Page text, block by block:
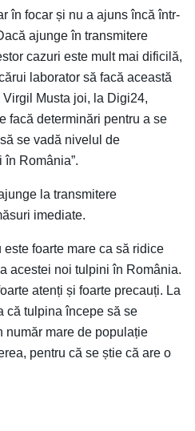
în focar și nu a ajuns încă într-
ajunge în transmitere
cazuri este mult mai dificilă,
laborator să facă această
Virgil Musta joi, la Digi24,
facă determinări pentru a se
se vadă nivelul de
în România”.
la transmitere
imediate.
foarte mare ca să ridice
acestei noi tulpini în România.
atenți și foarte precauți. La
că tulpina începe să se
număr mare de populație
pentru că se știe că are o